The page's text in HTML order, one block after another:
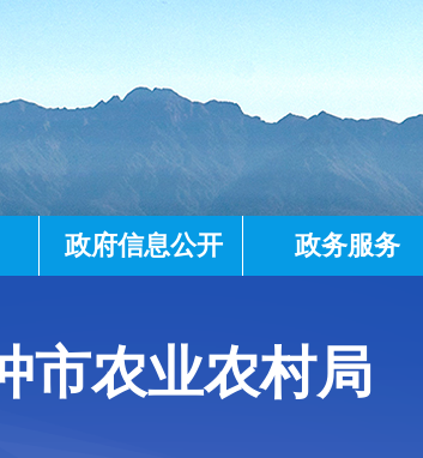
政府信息公开 政务服务
市农业农村局